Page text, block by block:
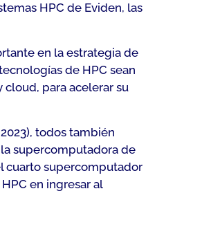
HPC de Eviden, las
en la estrategia de
de HPC sean
para acelerar su
todos también
supercomputadora de
cuarto supercomputador
en ingresar al